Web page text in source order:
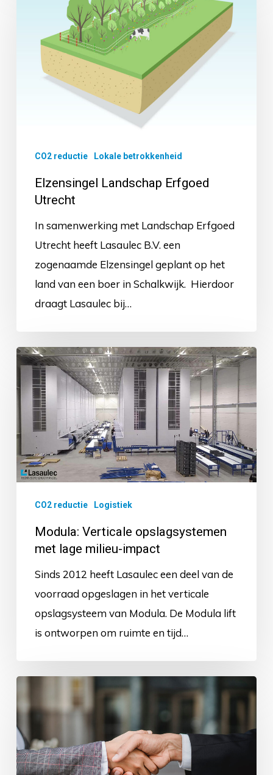
Utrecht
CO2 reductie Lokale betrokkenheid
Elzensingel Landschap Erfgoed
Utrecht
In samenwerking met Landschap Erfgoed
Utrecht heeft Lasaulec B.V. een
zogenaamde Elzensingel geplant op het
land van een boer in Schalkwijk. Hierdoor
draagt Lasaulec bij…
Modula:
Verticale
opslagsystemen
met
lage
milieu-
impact
CO2 reductie Logistiek
Modula: Verticale opslagsystemen
met lage milieu-impact
Sinds 2012 heeft Lasaulec een deel van de
voorraad opgeslagen in het verticale
opslagsysteem van Modula. De Modula lift
is ontworpen om ruimte en tijd…
rond
CO2
Reductie
en